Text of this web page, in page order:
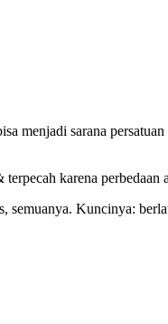
menjadi sarana
karena
Kuncinya: